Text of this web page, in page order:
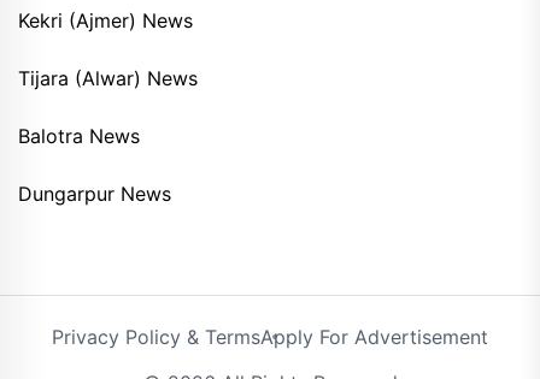
Kekri (Ajmer) News
Tijara (Alwar) News
Balotra News
Dungarpur News
Privacy Policy & TermsApply For Advertisement